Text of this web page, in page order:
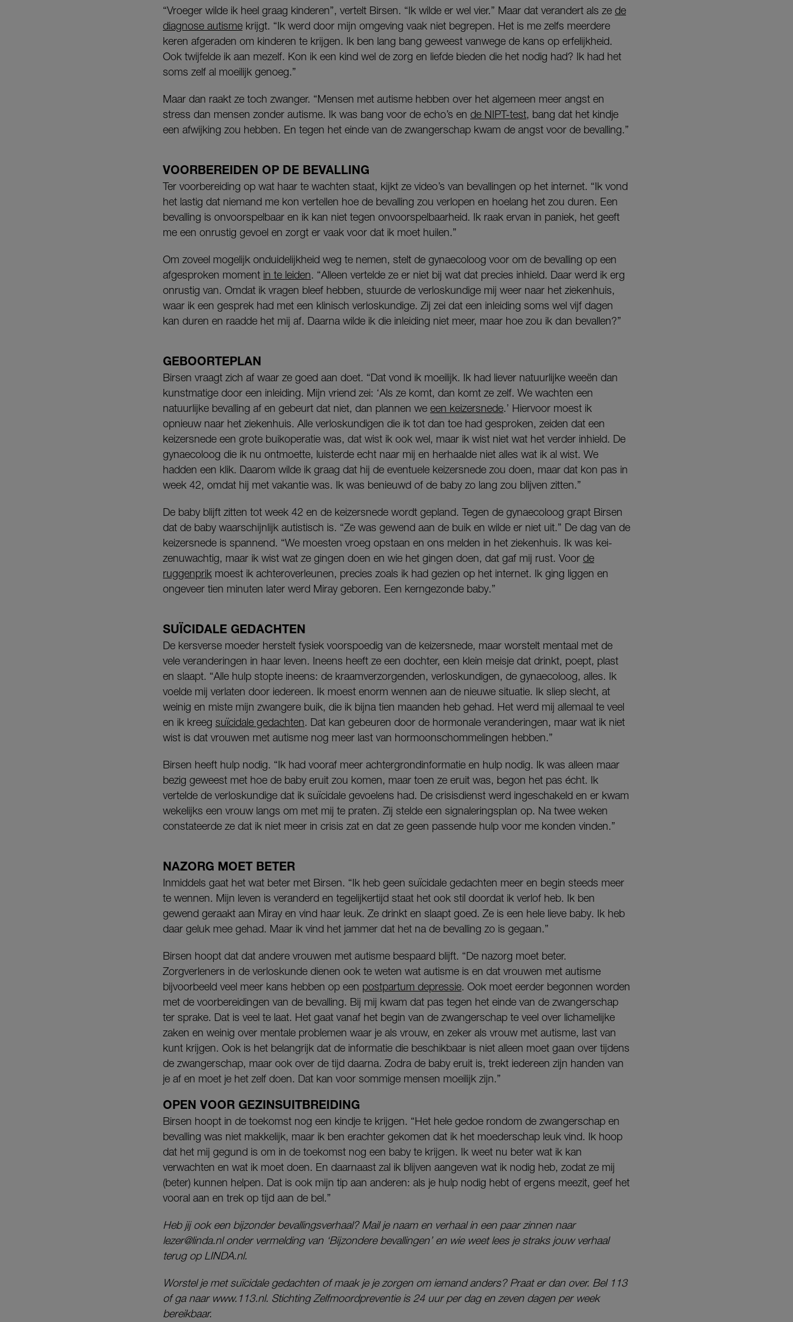
“Vroeger wilde ik heel graag kinderen”, vertelt Birsen. “Ik wilde er wel vier.” Maar dat verandert als ze de
diagnose autisme krijgt. “Ik werd door mijn omgeving vaak niet begrepen. Het is me zelfs meerdere
keren afgeraden om kinderen te krijgen. Ik ben lang bang geweest vanwege de kans op erfelijkheid.
Ook twijfelde ik aan mezelf. Kon ik een kind wel de zorg en liefde bieden die het nodig had? Ik had het
soms zelf al moeilijk genoeg.”
Maar dan raakt ze toch zwanger. “Mensen met autisme hebben over het algemeen meer angst en
stress dan mensen zonder autisme. Ik was bang voor de echo’s en de NIPT-test, bang dat het kindje
een afwijking zou hebben. En tegen het einde van de zwangerschap kwam de angst voor de bevalling.”
VOORBEREIDEN OP DE BEVALLING
Ter voorbereiding op wat haar te wachten staat, kijkt ze video’s van bevallingen op het internet. “Ik vond
het lastig dat niemand me kon vertellen hoe de bevalling zou verlopen en hoelang het zou duren. Een
bevalling is onvoorspelbaar en ik kan niet tegen onvoorspelbaarheid. Ik raak ervan in paniek, het geeft
me een onrustig gevoel en zorgt er vaak voor dat ik moet huilen.”
Om zoveel mogelijk onduidelijkheid weg te nemen, stelt de gynaecoloog voor om de bevalling op een
afgesproken moment in te leiden. “Alleen vertelde ze er niet bij wat dat precies inhield. Daar werd ik erg
onrustig van. Omdat ik vragen bleef hebben, stuurde de verloskundige mij weer naar het ziekenhuis,
waar ik een gesprek had met een klinisch verloskundige. Zij zei dat een inleiding soms wel vijf dagen
kan duren en raadde het mij af. Daarna wilde ik die inleiding niet meer, maar hoe zou ik dan bevallen?”
GEBOORTEPLAN
Birsen vraagt zich af waar ze goed aan doet. “Dat vond ik moeilijk. Ik had liever natuurlijke weeën dan
kunstmatige door een inleiding. Mijn vriend zei: ‘Als ze komt, dan komt ze zelf. We wachten een
natuurlijke bevalling af en gebeurt dat niet, dan plannen we een keizersnede.’ Hiervoor moest ik
opnieuw naar het ziekenhuis. Alle verloskundigen die ik tot dan toe had gesproken, zeiden dat een
keizersnede een grote buikoperatie was, dat wist ik ook wel, maar ik wist niet wat het verder inhield. De
gynaecoloog die ik nu ontmoette, luisterde echt naar mij en herhaalde niet alles wat ik al wist. We
hadden een klik. Daarom wilde ik graag dat hij de eventuele keizersnede zou doen, maar dat kon pas in
week 42, omdat hij met vakantie was. Ik was benieuwd of de baby zo lang zou blijven zitten.”
De baby blijft zitten tot week 42 en de keizersnede wordt gepland. Tegen de gynaecoloog grapt Birsen
dat de baby waarschijnlijk autistisch is. “Ze was gewend aan de buik en wilde er niet uit.” De dag van de
keizersnede is spannend. “We moesten vroeg opstaan en ons melden in het ziekenhuis. Ik was kei-
zenuwachtig, maar ik wist wat ze gingen doen en wie het gingen doen, dat gaf mij rust. Voor de
ruggenprik moest ik achteroverleunen, precies zoals ik had gezien op het internet. Ik ging liggen en
ongeveer tien minuten later werd Miray geboren. Een kerngezonde baby.”
SUÏCIDALE GEDACHTEN
De kersverse moeder herstelt fysiek voorspoedig van de keizersnede, maar worstelt mentaal met de
vele veranderingen in haar leven. Ineens heeft ze een dochter, een klein meisje dat drinkt, poept, plast
en slaapt. “Alle hulp stopte ineens: de kraamverzorgenden, verloskundigen, de gynaecoloog, alles. Ik
voelde mij verlaten door iedereen. Ik moest enorm wennen aan de nieuwe situatie. Ik sliep slecht, at
weinig en miste mijn zwangere buik, die ik bijna tien maanden heb gehad. Het werd mij allemaal te veel
en ik kreeg suïcidale gedachten. Dat kan gebeuren door de hormonale veranderingen, maar wat ik niet
wist is dat vrouwen met autisme nog meer last van hormoonschommelingen hebben.”
Birsen heeft hulp nodig. “Ik had vooraf meer achtergrondinformatie en hulp nodig. Ik was alleen maar
bezig geweest met hoe de baby eruit zou komen, maar toen ze eruit was, begon het pas écht. Ik
vertelde de verloskundige dat ik suïcidale gevoelens had. De crisisdienst werd ingeschakeld en er kwam
wekelijks een vrouw langs om met mij te praten. Zij stelde een signaleringsplan op. Na twee weken
constateerde ze dat ik niet meer in crisis zat en dat ze geen passende hulp voor me konden vinden.”
NAZORG MOET BETER
Inmiddels gaat het wat beter met Birsen. “Ik heb geen suïcidale gedachten meer en begin steeds meer
te wennen. Mijn leven is veranderd en tegelijkertijd staat het ook stil doordat ik verlof heb. Ik ben
gewend geraakt aan Miray en vind haar leuk. Ze drinkt en slaapt goed. Ze is een hele lieve baby. Ik heb
daar geluk mee gehad. Maar ik vind het jammer dat het na de bevalling zo is gegaan.”
Birsen hoopt dat dat andere vrouwen met autisme bespaard blijft. “De nazorg moet beter.
Zorgverleners in de verloskunde dienen ook te weten wat autisme is en dat vrouwen met autisme
bijvoorbeeld veel meer kans hebben op een postpartum depressie. Ook moet eerder begonnen worden
met de voorbereidingen van de bevalling. Bij mij kwam dat pas tegen het einde van de zwangerschap
ter sprake. Dat is veel te laat. Het gaat vanaf het begin van de zwangerschap te veel over lichamelijke
zaken en weinig over mentale problemen waar je als vrouw, en zeker als vrouw met autisme, last van
kunt krijgen. Ook is het belangrijk dat de informatie die beschikbaar is niet alleen moet gaan over tijdens
de zwangerschap, maar ook over de tijd daarna. Zodra de baby eruit is, trekt iedereen zijn handen van
je af en moet je het zelf doen. Dat kan voor sommige mensen moeilijk zijn.”
OPEN VOOR GEZINSUITBREIDING
Birsen hoopt in de toekomst nog een kindje te krijgen. “Het hele gedoe rondom de zwangerschap en
bevalling was niet makkelijk, maar ik ben erachter gekomen dat ik het moederschap leuk vind. Ik hoop
dat het mij gegund is om in de toekomst nog een baby te krijgen. Ik weet nu beter wat ik kan
verwachten en wat ik moet doen. En daarnaast zal ik blijven aangeven wat ik nodig heb, zodat ze mij
(beter) kunnen helpen. Dat is ook mijn tip aan anderen: als je hulp nodig hebt of ergens meezit, geef het
vooral aan en trek op tijd aan de bel.”
Heb jij ook een bijzonder bevallingsverhaal? Mail je naam en verhaal in een paar zinnen naar
lezer@linda.nl onder vermelding van ‘Bijzondere bevallingen’ en wie weet lees je straks jouw verhaal
terug op LINDA.nl.
Worstel je met suïcidale gedachten of maak je je zorgen om iemand anders? Praat er dan over. Bel 113
of ga naar www.113.nl. Stichting Zelfmoordpreventie is 24 uur per dag en zeven dagen per week
bereikbaar.